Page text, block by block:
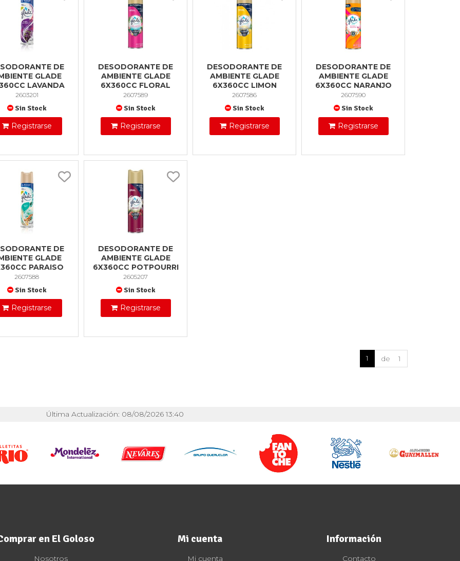
DE
GLADE
LAVANDA
2603201
Sin Stock
Registrarse
DESODORANTE DE
AMBIENTE GLADE
6X360CC FLORAL
2607589
Sin Stock
Registrarse
DESODORANTE DE
AMBIENTE GLADE
6X360CC LIMON
2607586
Sin Stock
Registrarse
DESODORANTE DE
AMBIENTE GLADE
6X360CC NARANJO
2607590
Sin Stock
Registrarse
DE
GLADE
PARAISO
2607588
Sin Stock
Registrarse
DESODORANTE DE
AMBIENTE GLADE
6X360CC POTPOURRI
2605207
Sin Stock
Registrarse
1 de 1
Última Actualización: 08/08/2026 13:40
en El Goloso
Nosotros
Mi cuenta
Mi cuenta
Información
Contacto